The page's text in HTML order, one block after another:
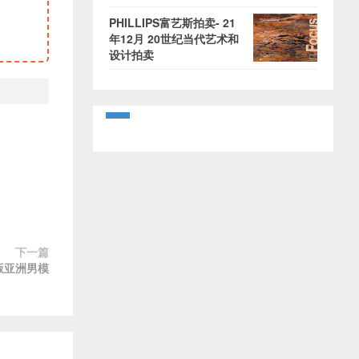
下一篇
洲男模
PHILLIPS富艺斯拍卖- 21
年12月 20世纪当代艺术和
设计拍卖